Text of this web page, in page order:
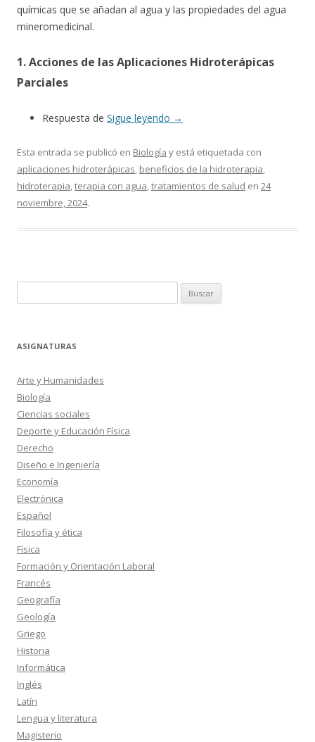
químicas que se añadan al agua y las propiedades del agua
mineromedicinal.
1. Acciones de las Aplicaciones Hidroterápicas
Parciales
Respuesta de Sigue leyendo →
Esta entrada se publicó en Biología y está etiquetada con
aplicaciones hidroterápicas, beneficios de la hidroterapia,
hidroterapia,terapia con agua,tratamientos de salud en 24
noviembre, 2024.
ASIGNATURAS
Arte y Humanidades
Biología
Ciencias sociales
Deporte y Educación Física
Derecho
Diseño e Ingeniería
Economía
Electrónica
Español
Filosofía y ética
Física
Formación y Orientación Laboral
Francés
Geografía
Geología
Griego
Historia
Informática
Inglés
Latín
Lengua y literatura
Magisterio